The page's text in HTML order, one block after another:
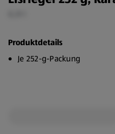
Produktdetails
Je 252-g-Packung